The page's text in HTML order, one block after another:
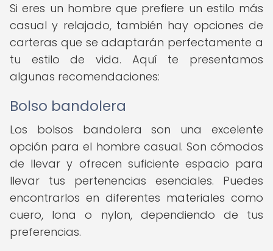
Si eres un hombre que prefiere un estilo más
casual y relajado, también hay opciones de
carteras que se adaptarán perfectamente a
tu estilo de vida. Aquí te presentamos
algunas recomendaciones:
Bolso bandolera
Los bolsos bandolera son una excelente
opción para el hombre casual. Son cómodos
de llevar y ofrecen suficiente espacio para
llevar tus pertenencias esenciales. Puedes
encontrarlos en diferentes materiales como
cuero, lona o nylon, dependiendo de tus
preferencias.